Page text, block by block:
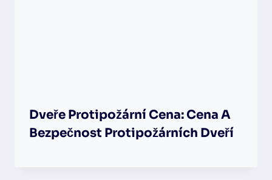
Dveře Protipožární Cena: Cena A
Bezpečnost Protipožárních Dveří